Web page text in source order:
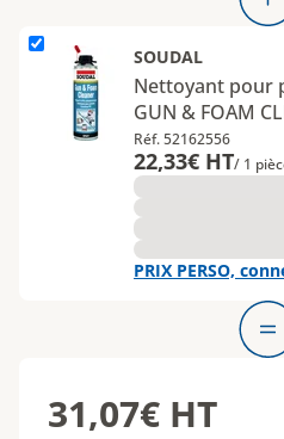
L'élément Nettoyant pour
SOUDAL
Nettoyant pour
GUN & FOAM
Réf. 52162556
22,33€ HT/ 1
PRIX PERSO,
31,07€ HT